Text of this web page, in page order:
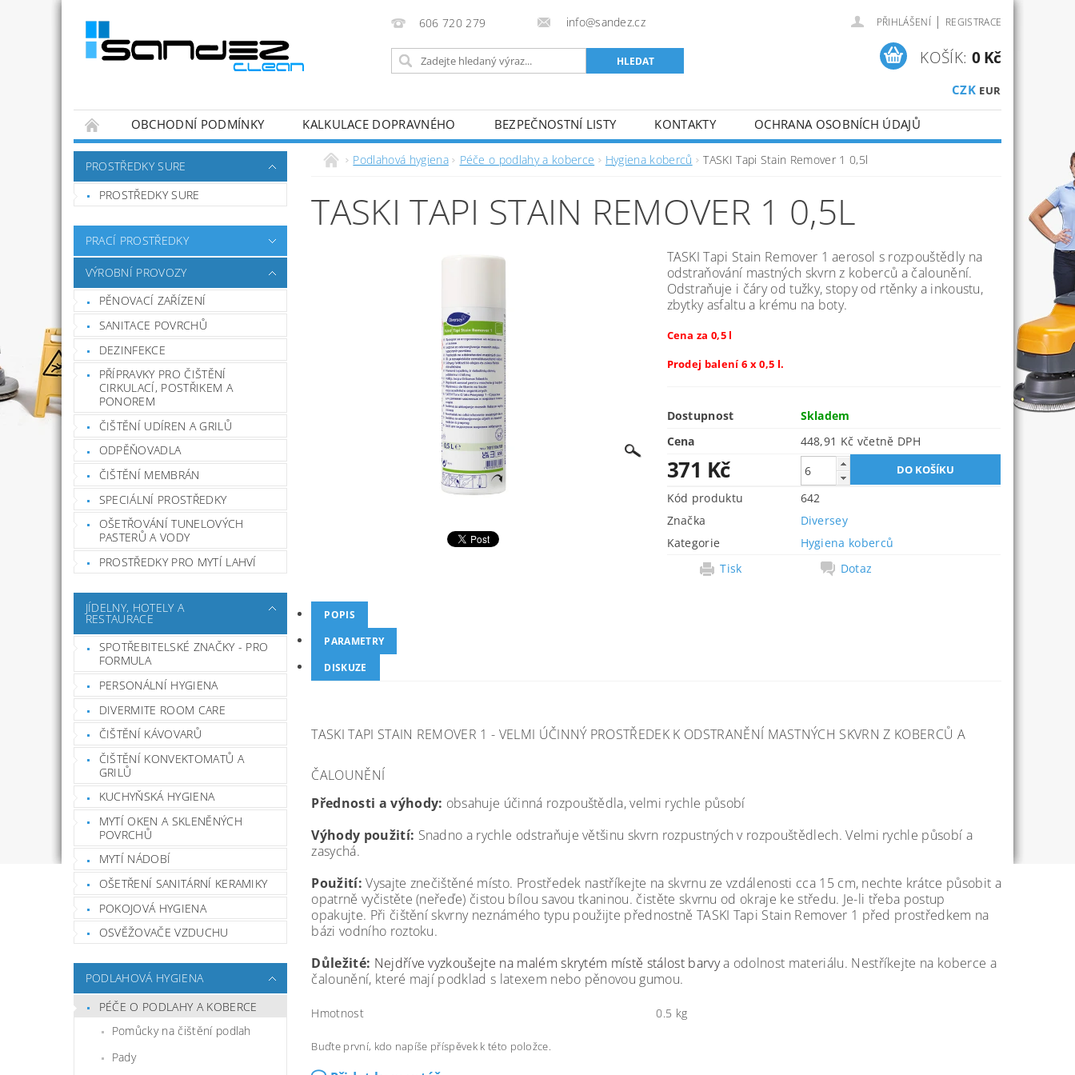
606 720 279 info@sandez.cz PŘIHLÁŠENÍ | REGISTRACE
CZK EUR
KOŠÍK: 0 Kč
OBCHODNÍ PODMÍNKY KALKULACE DOPRAVNÉHO BEZPEČNOSTNÍ LISTY KONTAKTY OCHRANA OSOBNÍCH ÚDAJŮ
PROSTŘEDKY SURE
PROSTŘEDKY SURE
PRACÍ PROSTŘEDKY
VÝROBNÍ PROVOZY
PĚNOVACÍ ZAŘÍZENÍ
SANITACE POVRCHŮ
DEZINFEKCE
PŘÍPRAVKY PRO ČIŠTĚNÍ
CIRKULACÍ, POSTŘIKEM A
PONOREM
ČIŠTĚNÍ UDÍREN A GRILŮ
ODPĚŇOVADLA
ČIŠTĚNÍ MEMBRÁN
SPECIÁLNÍ PROSTŘEDKY
OŠETŘOVÁNÍ TUNELOVÝCH
PASTERŮ A VODY
PROSTŘEDKY PRO MYTÍ LAHVÍ
JÍDELNY, HOTELY A
RESTAURACE
SPOTŘEBITELSKÉ ZNAČKY - PRO
FORMULA
PERSONÁLNÍ HYGIENA
DIVERMITE ROOM CARE
ČIŠTĚNÍ KÁVOVARŮ
ČIŠTĚNÍ KONVEKTOMATŮ A
GRILŮ
KUCHYŇSKÁ HYGIENA
MYTÍ OKEN A SKLENĚNÝCH
POVRCHŮ
MYTÍ NÁDOBÍ
OŠETŘENÍ SANITÁRNÍ KERAMIKY
POKOJOVÁ HYGIENA
OSVĚŽOVAČE VZDUCHU
PODLAHOVÁ HYGIENA
PÉČE O PODLAHY A KOBERCE
Pomůcky na čištění podlah
Pady
Podlahová hygiena Péče o podlahy a koberce Hygiena koberců TASKI Tapi Stain Remover 1 0,5l
TASKI TAPI STAIN REMOVER 1 0,5L
TASKI Tapi Stain Remover 1 aerosol s rozpouštědly na
odstraňování mastných skvrn z koberců a čalounění.
Odstraňuje i čáry od tužky, stopy od rtěnky a inkoustu,
zbytky asfaltu a krému na boty.
Cena za 0,5 l
Prodej balení 6 x 0,5 l.
Dostupnost
Skladem
Cena
448,91 Kč včetně DPH
371 Kč
Kód produktu
642
Značka
Diversey
Kategorie
Hygiena koberců
Tisk
Dotaz
POPIS
PARAMETRY
DISKUZE
TASKI TAPI STAIN REMOVER 1 - VELMI ÚČINNÝ PROSTŘEDEK K ODSTRANĚNÍ MASTNÝCH SKVRN Z KOBERCŮ A
ČALOUNĚNÍ
Přednosti a výhody: obsahuje účinná rozpouštědla, velmi rychle působí
Výhody použití: Snadno a rychle odstraňuje většinu skvrn rozpustných v rozpouštědlech. Velmi rychle působí a
zasychá.
Použití:Vysajte znečištěné místo. Prostředek nastříkejte na skvrnu ze vzdálenosti cca 15 cm, nechte krátce působit a
opatrně vyčistěte (neřeďe) čistou bílou savou tkaninou. čistěte skvrnu od okraje ke středu. Je-li třeba postup
opakujte. Při čištění skvrny neznámého typu použijte přednostně TASKI Tapi Stain Remover 1 před prostředkem na
bázi vodního roztoku.
Důležité: Nejdříve vyzkoušejte na malém skrytém místě stálost barvya odolnost materiálu. Nestříkejte na koberce a
čalounění, které mají podklad s latexem nebo pěnovou gumou.
Hmotnost 0.5 kg
Buďte první, kdo napíše příspěvek k této položce.